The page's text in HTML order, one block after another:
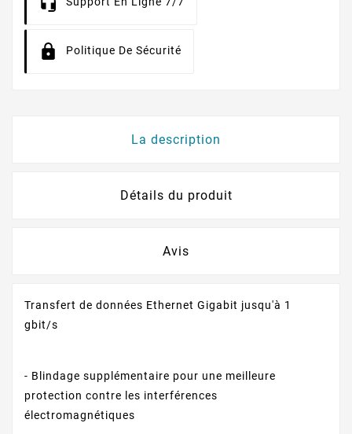
Politique De Sécurité
La description
Détails du produit
Avis
Transfert de données Ethernet Gigabit jusqu'à 1
gbit/s
- Blindage supplémentaire pour une meilleure
protection contre les interférences
électromagnétiques